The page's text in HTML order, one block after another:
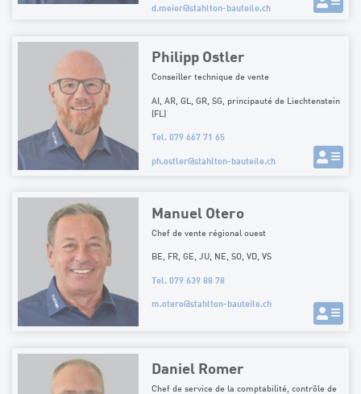
d.meier@stahlton-bauteile.ch
Philipp Ostler
Conseiller technique de vente
AI, AR, GL, GR, SG, principauté de Liechtenstein
(FL)
Tel. 079 667 71 65
ph.ostler@stahlton-bauteile.ch
Manuel Otero
Chef de vente régional ouest
BE, FR, GE, JU, NE, SO, VD, VS
Tel. 079 639 88 78
m.otero@stahlton-bauteile.ch
Daniel Romer
Chef de service de la comptabilité, contrôle de